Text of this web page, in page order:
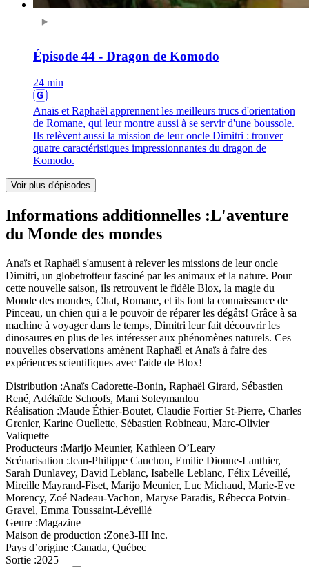
Épisode 44 - Dragon de Komodo
24 min
Anaïs et Raphaël apprennent les meilleurs trucs d'orientation
de Romane, qui leur montre aussi à se servir d'une boussole.
Ils relèvent aussi la mission de leur oncle Dimitri : trouver
quatre caractéristiques impressionnantes du dragon de
Komodo.
Voir plus d'épisodes
Informations additionnelles :L'aventure
du Monde des mondes
Anaïs et Raphaël s'amusent à relever les missions de leur oncle
Dimitri, un globetrotteur fasciné par les animaux et la nature. Pour
cette nouvelle saison, ils retrouvent le fidèle Blox, la magie du
Monde des mondes, Chat, Romane, et ils font la connaissance de
Pinceau, un chien qui a le pouvoir de réparer les dégâts! Grâce à sa
machine à voyager dans le temps, Dimitri leur fait découvrir les
dinosaures en plus de les intéresser aux phénomènes naturels. Ces
nouvelles observations amènent Raphaël et Anaïs à faire des
expériences scientifiques avec l'aide de Blox!
Distribution :Anaïs Cadorette-Bonin, Raphaël Girard, Sébastien
René, Adélaïde Schoofs, Mani Soleymanlou
Réalisation :Maude Éthier-Boutet, Claudie Fortier St-Pierre, Charles
Grenier, Karine Ouellette, Sébastien Robineau, Marc-Olivier
Valiquette
Producteurs :Marijo Meunier, Kathleen O’Leary
Scénarisation :Jean-Philippe Cauchon, Emilie Dionne-Lanthier,
Sarah Dunlavey, David Leblanc, Isabelle Leblanc, Félix Léveillé,
Mireille Mayrand-Fiset, Marijo Meunier, Luc Michaud, Marie-Eve
Morency, Zoé Nadeau-Vachon, Maryse Paradis, Rébecca Potvin-
Gravel, Emma Toussaint-Léveillé
Genre :Magazine
Maison de production :Zone3-III Inc.
Pays d’origine :Canada, Québec
Sortie :2025